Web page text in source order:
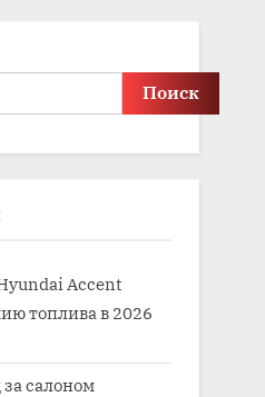
Поиск
Accent
топлива в 2026
салоном